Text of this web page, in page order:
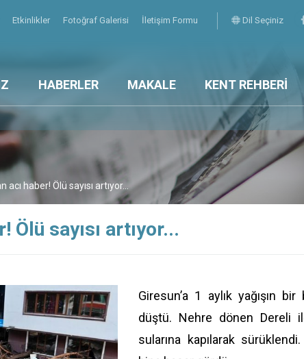
Etkinlikler Fotoğraf Galerisi İletişim Formu Dil Seçiniz
HABERLER MAKALE KENT REHBERİ
acı haber! Ölü sayısı artıyor...
Ölü sayısı artıyor...
Giresun’a 1 aylık yağışın
düştü. Nehre dönen Dereli
sularına kapılarak